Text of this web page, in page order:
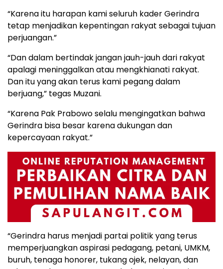
“Karena itu harapan kami seluruh kader Gerindra
tetap menjadikan kepentingan rakyat sebagai tujuan
perjuangan.”
“Dan dalam bertindak jangan jauh-jauh dari rakyat
apalagi meninggalkan atau mengkhianati rakyat.
Dan itu yang akan terus kami pegang dalam
berjuang,” tegas Muzani.
“Karena Pak Prabowo selalu mengingatkan bahwa
Gerindra bisa besar karena dukungan dan
kepercayaan rakyat.”
“Gerindra harus menjadi partai politik yang terus
memperjuangkan aspirasi pedagang, petani, UMKM,
buruh, tenaga honorer, tukang ojek, nelayan, dan